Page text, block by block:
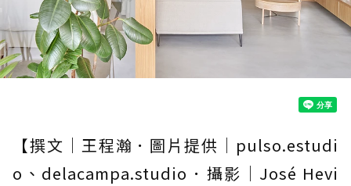
【撰文｜王程瀚．圖片提供｜pulso.estudi
o、delacampa.studio．攝影｜José Hevi